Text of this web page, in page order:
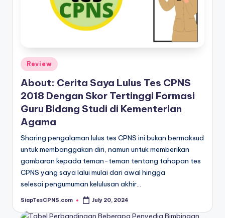
Posted
in
Review
About: Cerita Saya Lulus Tes CPNS
2018 Dengan Skor Tertinggi Formasi
Guru Bidang Studi di Kementerian
Agama
Sharing pengalaman lulus tes CPNS ini bukan bermaksud
untuk membanggakan diri, namun untuk memberikan
gambaran kepada teman-teman tentang tahapan tes
CPNS yang saya lalui mulai dari awal hingga
selesai pengumuman kelulusan akhir…
Posted
SiapTesCPNS.com July 20, 2024